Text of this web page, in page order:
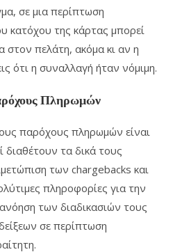
σε μια περίπτωση
κατόχου της κάρτας μπορεί
στον πελάτη, ακόμα κι αν η
ότι η συναλλαγή ήταν νόμιμη.
Πληρωμών
παρόχους πληρωμών είναι
διαθέτουν τα δικά τους
των chargebacks και
πληροφορίες για την
των διαδικασιών τους
σε περίπτωση